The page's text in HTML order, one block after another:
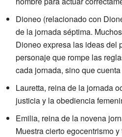
Dioneo (relacionado con
de la jornada séptima.
Dioneo expresa las ideas del
personaje que rompe las
cada jornada, sino que
Lauretta, reina de la jornada
justicia y la obediencia
Emilia, reina de la novena
Muestra cierto egocentrismo